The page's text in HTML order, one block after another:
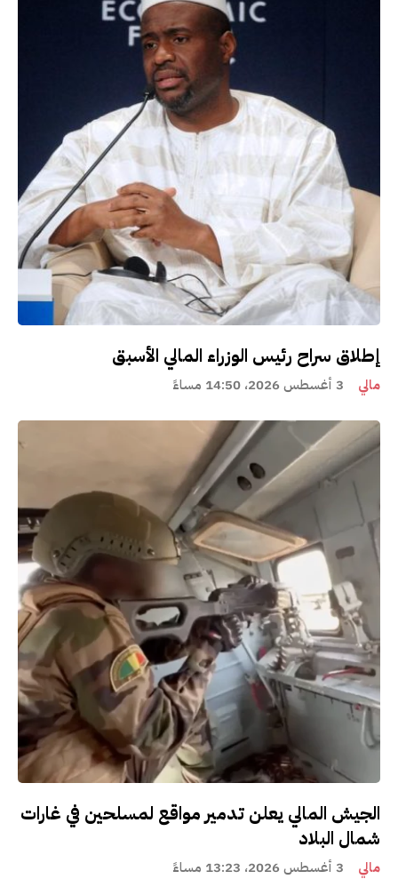
إطلاق سراح رئيس الوزراء المالي الأسبق
مالي 3 أغسطس 2026، 14:50 مساءً
الجيش المالي يعلن تدمير مواقع لمسلحين في غارات
شمال البلاد
مالي 3 أغسطس 2026، 13:23 مساءً